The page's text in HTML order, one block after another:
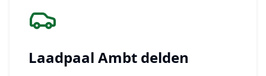
Laadpaal Ambt delden